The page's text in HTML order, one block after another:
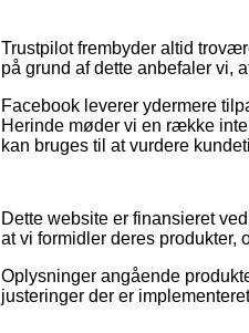
Trustpilot frembyder altid
på grund af dette anbefaler vi,
Facebook leverer ydermere
Herinde møder vi en række
kan bruges til at vurdere
Dette website er finansieret
at vi formidler deres produkter,
Oplysninger angående
justeringer der er